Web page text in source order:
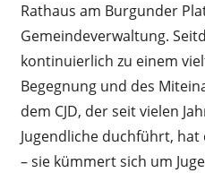
Rathaus am Burgunder
Gemeindeverwaltung.
kontinuierlich zu einem
Begegnung und des
dem CJD, der seit vielen
Jugendliche duchführt, hat
– sie kümmert sich um